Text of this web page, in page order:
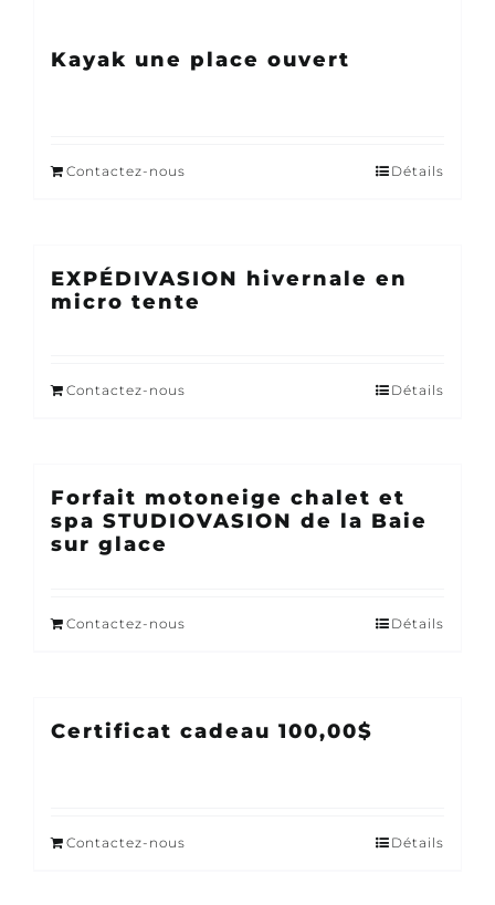
Kayak une place ouvert
Contactez-nous Détails
EXPÉDIVASION hivernale en
micro tente
Contactez-nous Détails
Forfait motoneige chalet et
spa STUDIOVASION de la Baie
sur glace
Contactez-nous Détails
Certificat cadeau 100,00$
Contactez-nous Détails